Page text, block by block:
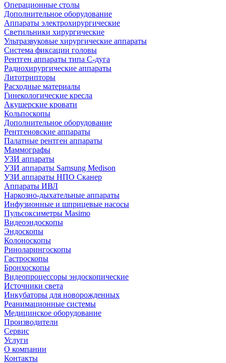
Операционные столы
Дополнительное оборудование
Аппараты электрохирургические
Светильники хирургические
Ультразвуковые хирургические аппараты
Система фиксации головы
Рентген аппараты типа С-дуга
Радиохирургические аппараты
Литотрипторы
Расходные материалы
Гинекологические кресла
Акушерские кровати
Кольпоскопы
Дополнительное оборудование
Рентгеновские аппараты
Палатные рентген аппараты
Маммографы
УЗИ аппараты
УЗИ аппараты Samsung Medison
УЗИ аппараты НПО Сканер
Аппараты ИВЛ
Наркозно-дыхательные аппараты
Инфузионные и шприцевые насосы
Пульсоксиметры Masimo
Видеоэндоскопы
Эндоскопы
Колоноскопы
Риноларингоскопы
Гастроскопы
Бронхоскопы
Видеопроцессоры эндоскопические
Источники света
Инкубаторы для новорожденных
Реанимационные системы
Медицинское оборудование
Производители
Сервис
Услуги
О компании
Контакты